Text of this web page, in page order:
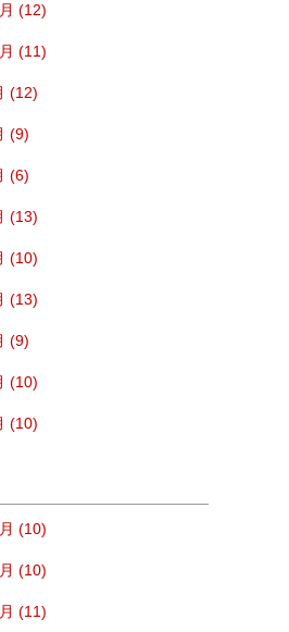
(12)
(11)
(12)
(9)
(6)
(13)
(10)
(13)
(9)
(10)
(10)
(10)
(10)
(11)